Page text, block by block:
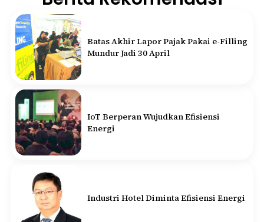
Batas Akhir Lapor Pajak Pakai e-Filling
Mundur Jadi 30 April
IoT Berperan Wujudkan Efisiensi
Energi
Industri Hotel Diminta Efisiensi Energi